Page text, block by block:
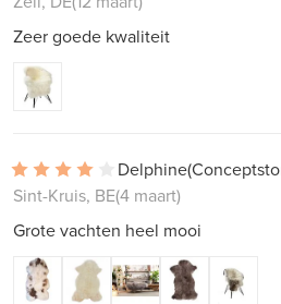
Zeer goede kwaliteit
Delphine
Sint-Kruis, BE(4 maart)
Grote vachten heel mooi